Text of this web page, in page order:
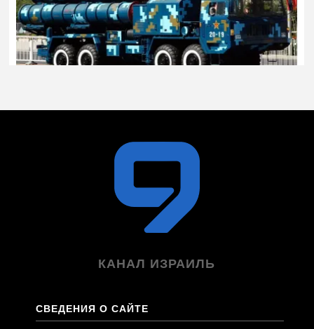
КАНАЛ ИЗРАИЛЬ
СВЕДЕНИЯ О САЙТЕ